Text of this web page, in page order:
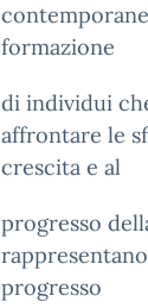
formazione
di individui
affrontare le
crescita e al
progresso
progresso